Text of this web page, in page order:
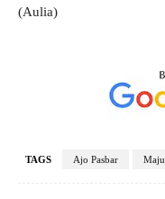
(Aulia)
TAGS Ajo Pasbar Maju